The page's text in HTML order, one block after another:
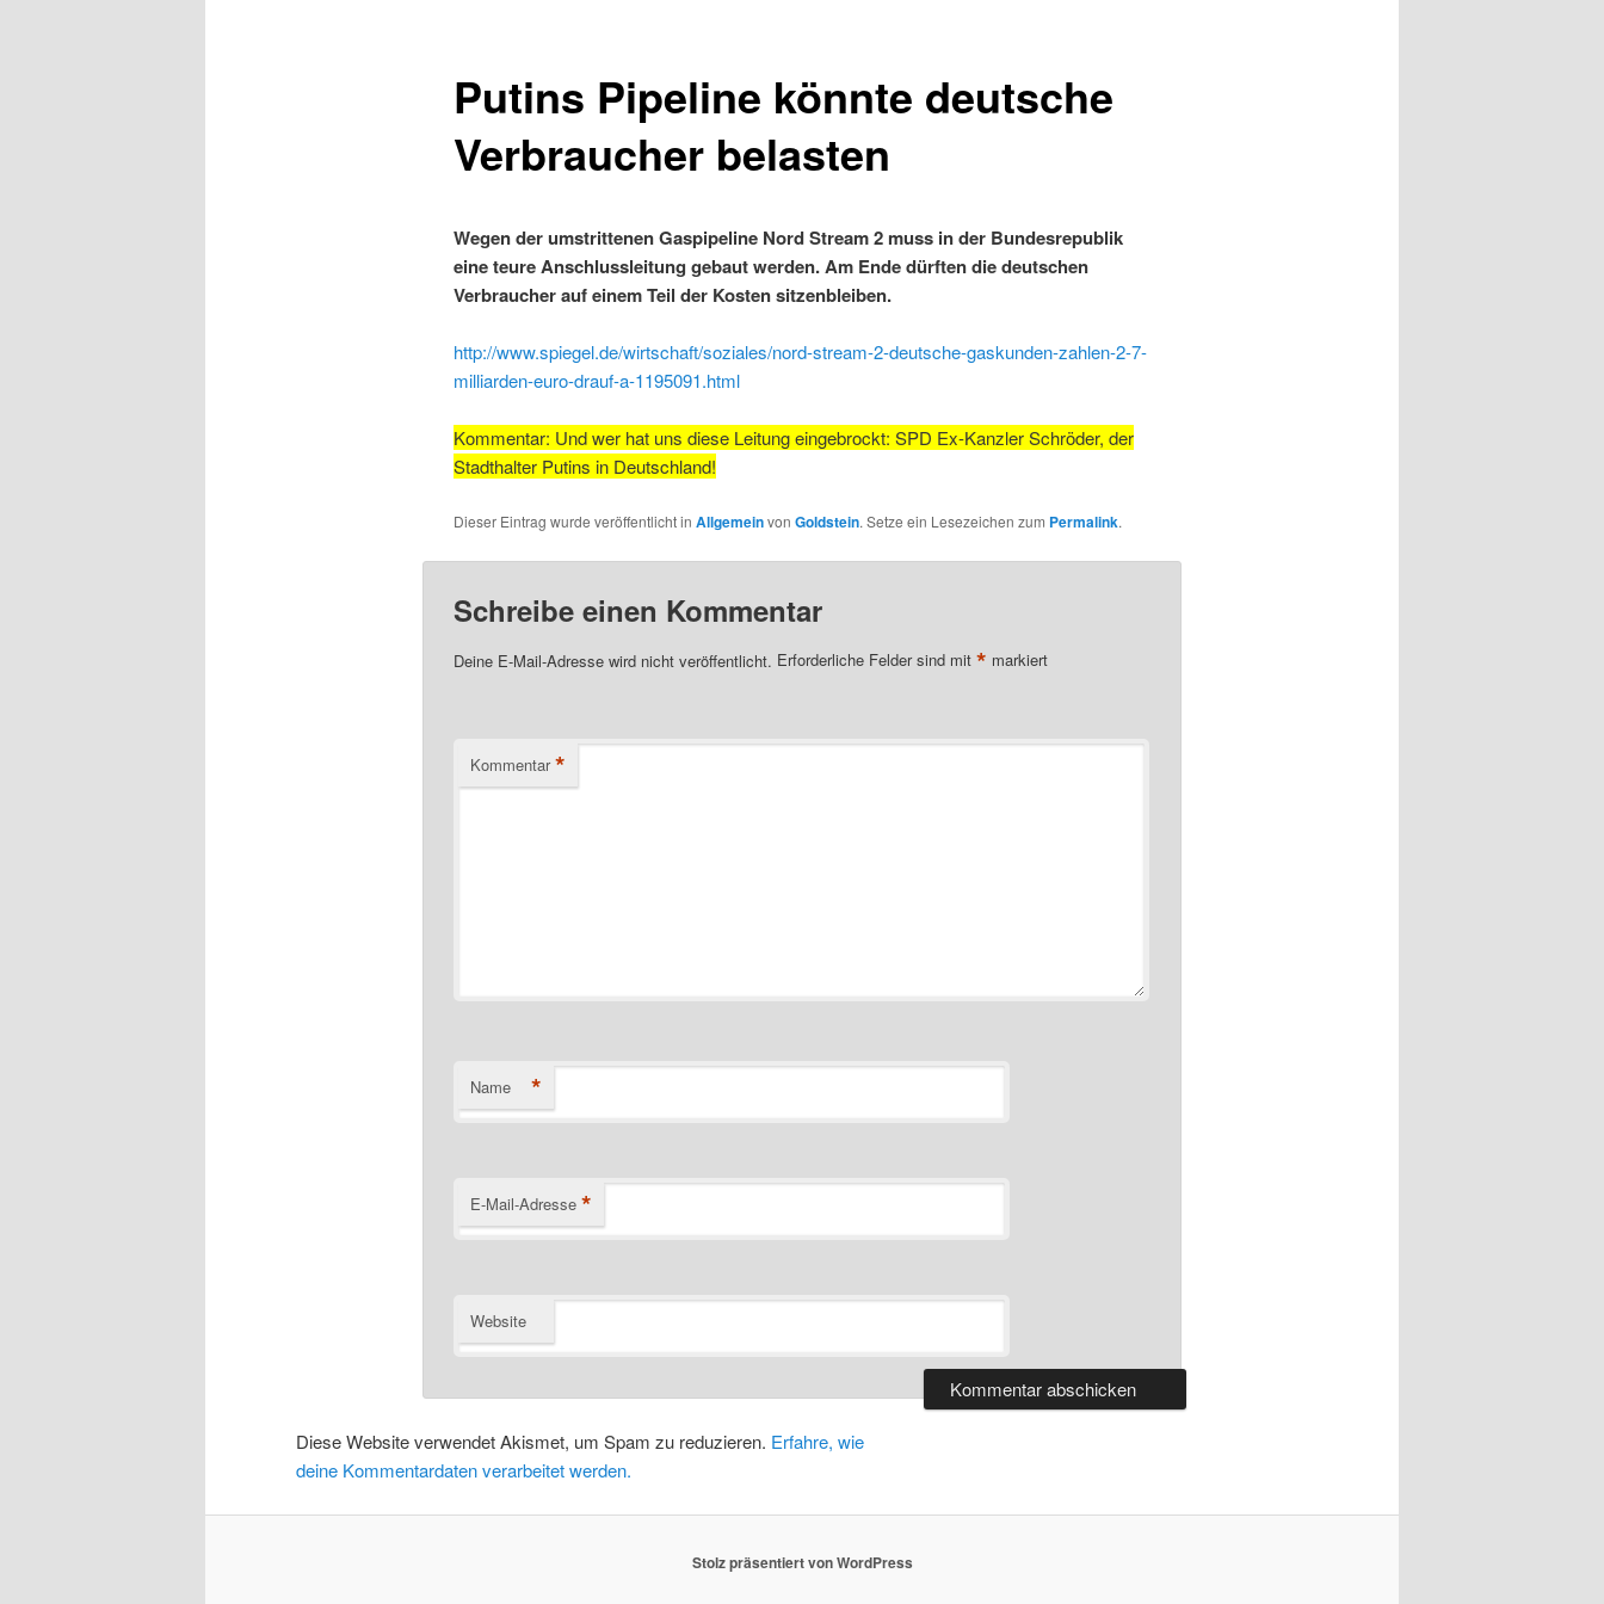
Putins Pipeline könnte deutsche
Verbraucher belasten
Wegen der umstrittenen Gaspipeline Nord Stream 2 muss in der Bundesrepublik
eine teure Anschlussleitung gebaut werden. Am Ende dürften die deutschen
Verbraucher auf einem Teil der Kosten sitzenbleiben.
http://www.spiegel.de/wirtschaft/soziales/nord-stream-2-deutsche-gaskunden-zahlen-2-7-
milliarden-euro-drauf-a-1195091.html
Kommentar: Und wer hat uns diese Leitung eingebrockt: SPD Ex-Kanzler Schröder, der
Stadthalter Putins in Deutschland!
Dieser Eintrag wurde veröffentlicht in Allgemeinvon Goldstein. Setze ein Lesezeichen zum Permalink.
Schreibe einen Kommentar
Deine E-Mail-Adresse wird nicht veröffentlicht. Erforderliche Felder sind mit * markiert
Kommentar *
Name *
E-Mail-Adresse *
Website
Diese Website verwendet Akismet, um Spam zu reduzieren. Erfahre, wie
deine Kommentardaten verarbeitet werden.
Stolz präsentiert von WordPress